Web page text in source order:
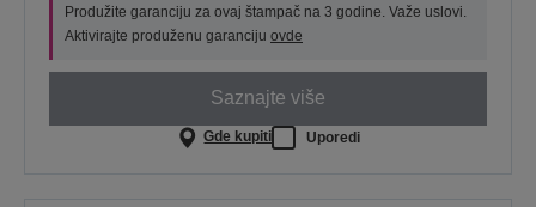
Produžite garanciju za ovaj štampač na 3 godine. Važe uslovi.
Aktivirajte produženu garanciju ovde
Saznajte više
Gde kupiti Uporedi